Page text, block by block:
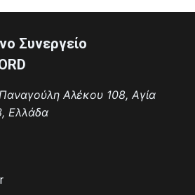
Συνεργείο
Αλέκου 108, Αγία
Ελλάδα